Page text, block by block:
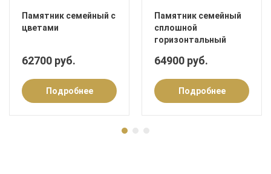
Памятник семейный с
цветами
62700 руб.
Подробнее
Памятник семейный
сплошной
горизонтальный
64900 руб.
Подробнее